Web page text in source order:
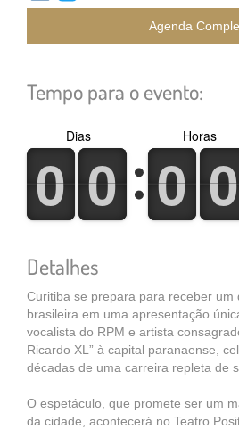
Agenda
Tempo para o evento:
0
0
1
1 0
0
1
1
Dias
0
0
1
1 0
0
1
1
Horas
Detalhes
Curitiba se prepara para receber um
brasileira em uma apresentação
vocalista do RPM e artista
Ricardo XL” à capital paranaense,
décadas de uma carreira repleta de
O espetáculo, que promete ser um
da cidade, acontecerá no Teatro